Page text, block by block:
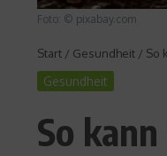
Foto: © pixabay.com
Start / Gesundheit / So
Gesundheit
So